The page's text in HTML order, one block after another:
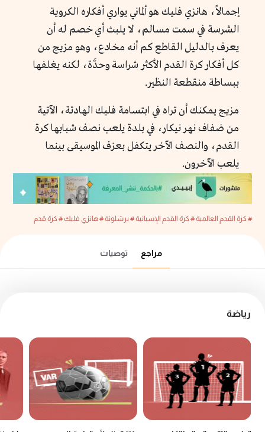
إجمالاً، هانزي فليك هو ألماني يواري أفكاره الكروية
الشرسة في سمت مسالم، لا يلبث أي خصم له أن
يعرف بالدليل القاطع كم أنه مخادع، وهو مزيج من
كل أفكار كرة القدم الأكثر شراسة وحدَّة، لكنه يغلفها
ببساطة منقطعة النظير.
مزيج يمكنك أن تراه في ابتسامة فليك الهادئة، الآتية
من ضفاف نهر نيكار، في بلدة يلعب نصف شبابها كرة
القدم، والنصف الآخر يتكفل بعزف الموسيقى بينما
يلعب الآخرون.
# كرة القدم العالمية# كرة القدم الإسبانية# برشلونة# هانزي فليك# كرة قدم
مراجع توصيات
رياضة